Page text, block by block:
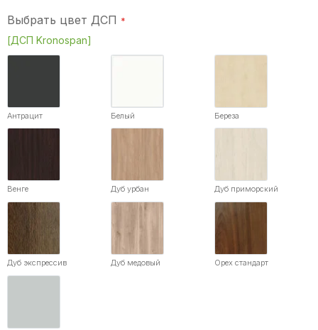
Выбрать цвет ДСП
[ДСП Kronospan]
Антрацит Белый Береза
Венге Дуб урбан Дуб приморский
Дуб экспрессив Дуб медовый Орех стандарт